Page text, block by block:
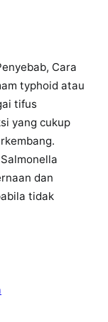
Cara
typhoid atau
tifus
yang cukup
dan
tidak